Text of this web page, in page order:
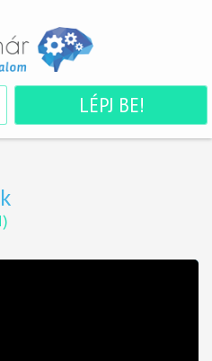
LÉPJ BE!
)